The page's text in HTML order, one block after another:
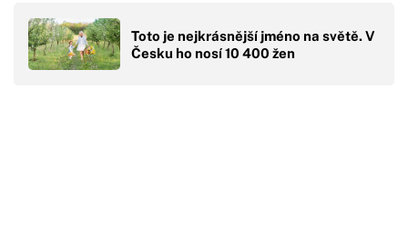
Toto je nejkrásnější jméno na světě. V
Česku ho nosí 10 400 žen